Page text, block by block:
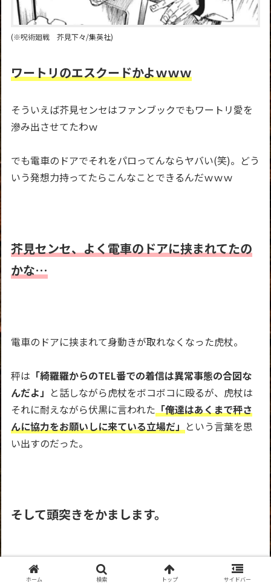
(※呪術廻戦 芥見下々/集英社)
ワートリのエスクードかよｗｗｗ
そういえば芥見センセはファンブックでもワートリ愛を
滲み出させてたわｗ
でも電車のドアでそれをパロってんならヤバい(笑)。どう
いう発想力持ってたらこんなことできるんだｗｗｗ
芥見センセ、よく電車のドアに挟まれてたの
かな…
電車のドアに挟まれて身動きが取れなくなった虎杖。
秤は 「綺羅羅からのTEL番での着信は異常事態の合図な
んだよ」 と話しながら虎杖をボコボコに殴るが、虎杖は
それに耐えながら伏黒に言われた「俺達はあくまで秤さ
んに協力をお願いしに来ている立場だ」という言葉を思
い出すのだった。
そして頭突きをかまします。
ホーム 検索 トップ サイドバー